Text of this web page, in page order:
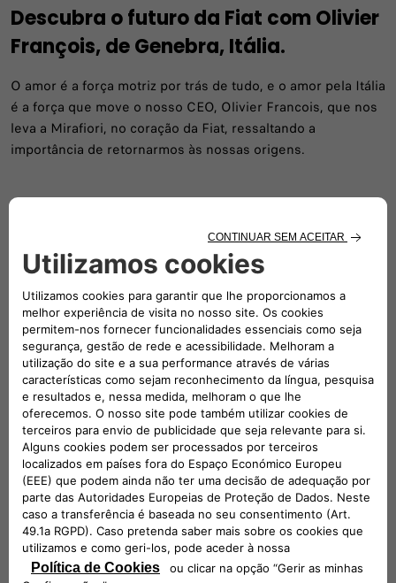
Descubra o futuro da Fiat com Olivier
François, de Genebra, Itália.
O amor é a força motriz por trás de tudo, e o amor pela Itália
é a força que move o nosso CEO, Olivier Francois, que nos
leva a Mirafiori, no coração da Fiat, ressaltando a
importância de retornarmos às nossas origens.
No more grey
Italy is the land of colors and we love.